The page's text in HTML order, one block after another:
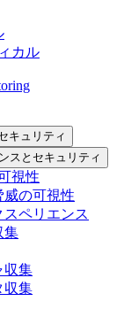
カル
キュリティ
スとセキュリティ
視性
の可視性
ペリエンス
集
収集
収集